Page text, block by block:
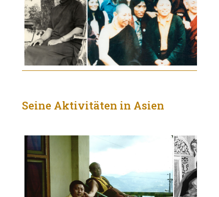
Seine Aktivitäten in Asien